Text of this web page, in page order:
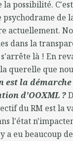
possibilité.
psychodrame de
actuellement.
dans la
là ! En
querelle que
est la
d'OOXML ?
du RM est la
l'état
a eu beaucoup de